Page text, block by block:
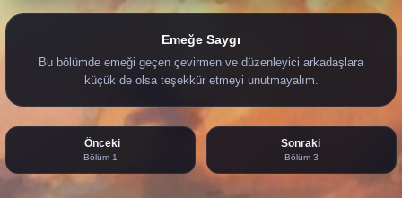
Emeğe Saygı
Bu bölümde emeği geçen çevirmen ve düzenleyici arkadaşlara
küçük de olsa teşekkür etmeyi unutmayalım.
Önceki
Bölüm 1
Sonraki
Bölüm 3